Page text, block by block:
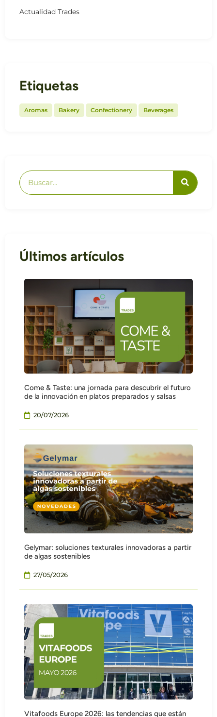
Actualidad Trades
Etiquetas
Aromas Bakery Confectionery Beverages
Últimos artículos
Come & Taste: una jornada para descubrir el futuro
de la innovación en platos preparados y salsas
20/07/2026
Gelymar: soluciones texturales innovadoras a partir
de algas sostenibles
27/05/2026
Vitafoods Europe 2026: las tendencias que están